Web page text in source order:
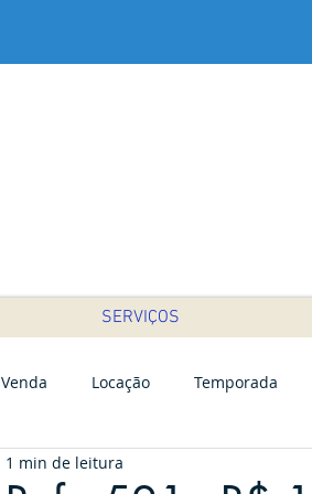
SERVIÇOS
Venda Locação Temporada
1 min de leitura